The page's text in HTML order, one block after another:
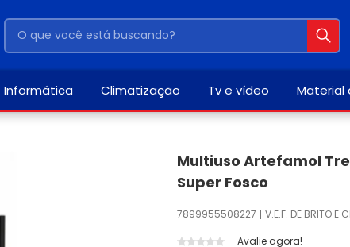
Informática Climatização Tv e vídeo Material
Multiuso Artefamol
Super Fosco
7899955508227
V.E.F. DE BRITO E
Avalie agora!